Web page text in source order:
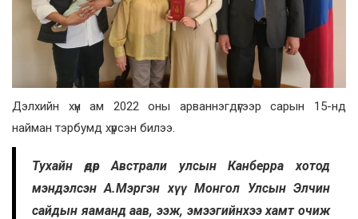
Дэлхийн хүн ам 2022 оны арваннэгдүгээр сарын 15-нд
найман тэрбумд хүрсэн билээ.
Тухайн өдөр Австрали улсын Канберра хотод
мэндэлсэн А.Мэргэн хүү Монгол Улсын Элчин
сайдын яаманд аав, ээж, эмээгийнхээ хамт очиж